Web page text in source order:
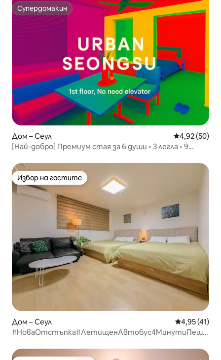
Супердомакин
Супердомакин
Дом – Сеул Средна
4,92 (50)
[Най-добро] Премиум стая за 6 души • 3 легла • 9
автобус | Безплатно съхранение на багаж
Избор на гостите
Избор на гостите
Дом – Сеул Средна
4,95 (41)